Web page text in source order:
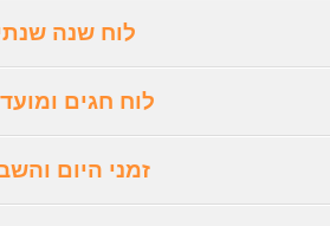
לוח שנה
לוח חגים
זמני היום